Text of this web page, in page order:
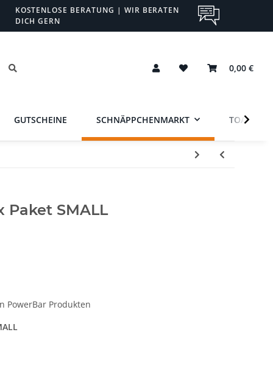
KOSTENLOSE BERATUNG | WIR BERATEN
DICH GERN
0,00 €
GUTSCHEINE SCHNÄPPCHENMARKT TOA
Paket SMALL
PowerBar Produkten